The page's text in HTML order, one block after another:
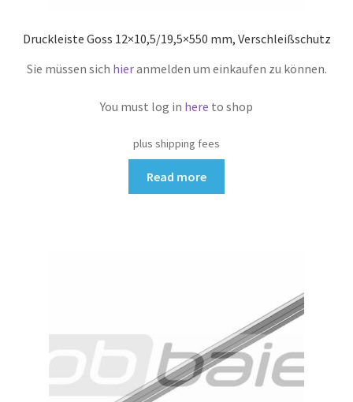
Druckleiste Goss 12×10,5/19,5×550 mm, Verschleißschutz
Sie müssen sich hieranmelden um einkaufen zu können.
You must log in here to shop
plus shipping fees
Read more